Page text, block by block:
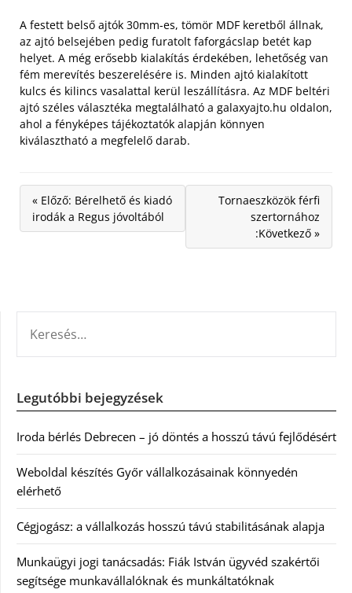
A festett belső ajtók 30mm-es, tömör MDF keretből állnak,
az ajtó belsejében pedig furatolt faforgácslap betét kap
helyet. A még erősebb kialakítás érdekében, lehetőség van
fém merevítés beszerelésére is. Minden ajtó kialakított
kulcs és kilincs vasalattal kerül leszállításra. Az MDF beltéri
ajtó széles választéka megtalálható a galaxyajto.hu oldalon,
ahol a fényképes tájékoztatók alapján könnyen
kiválasztható a megfelelő darab.
« Előző: Bérelhető és kiadó
irodák a Regus jóvoltából
Tornaeszközök férfi
szertornához
:Következő »
Legutóbbi bejegyzések
Iroda bérlés Debrecen – jó döntés a hosszú távú fejlődésért
Weboldal készítés Győr vállalkozásainak könnyedén
elérhető
Cégjogász: a vállalkozás hosszú távú stabilitásának alapja
Munkaügyi jogi tanácsadás: Fiák István ügyvéd szakértői
segítsége munkavállalóknak és munkáltatóknak